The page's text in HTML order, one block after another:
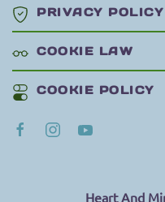
PRIVACY POLICY
COOKIE LAW
COOKIE POLICY
Heart And